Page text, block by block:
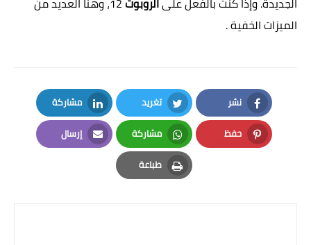
الميزات الخفية .
نشر
Facebook
تغريد
Twitter
مشاركة
LinkedIn
حفظ
Pinterest
مشاركة
Whatsapp
إرسال
Email
طباعة
Print